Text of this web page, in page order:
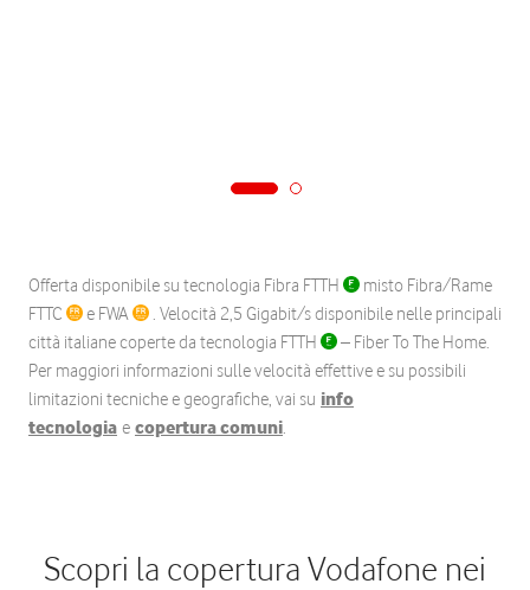
Offerta disponibile su tecnologia Fibra FTTH
misto Fibra/Rame
FTTC
e FWA
. Velocità 2,5 Gigabit/s disponibile nelle principali
città italiane coperte da tecnologia FTTH
– Fiber To The Home.
Per maggiori informazioni sulle velocità effettive e su possibili
limitazioni tecniche e geografiche, vai su info
tecnologia e copertura comuni.
Scopri la copertura Vodafone nei